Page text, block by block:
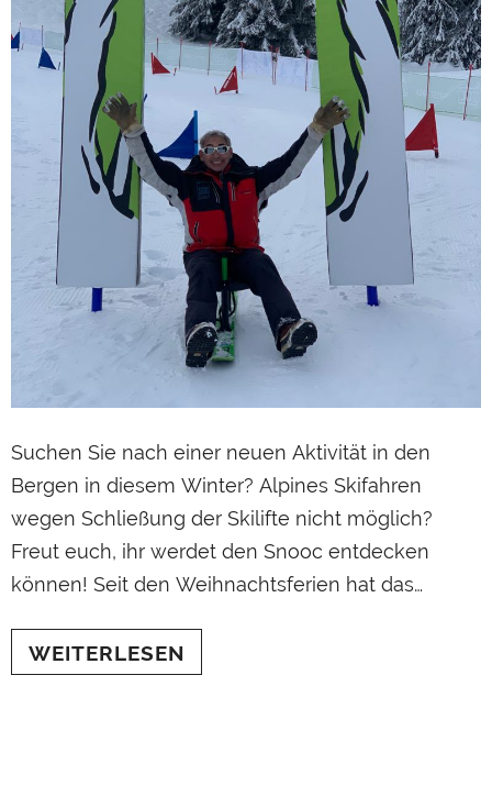
Suchen Sie nach einer neuen Aktivität in den
Bergen in diesem Winter? Alpines Skifahren
wegen Schließung der Skilifte nicht möglich?
Freut euch, ihr werdet den Snooc entdecken
können! Seit den Weihnachtsferien hat das
hebt sein neues Konzept hervor: die
SNOOCZONE! Wenn Sie im Giffre-Tal Urlaub
WEITERLESEN